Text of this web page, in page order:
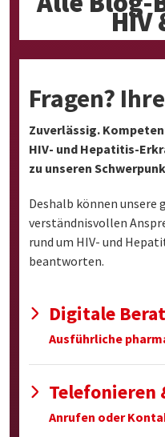
HIV
Fragen?
Zuverlässig.
HIV- und Hepatitis-
zu unseren
Deshalb können unsere
verständnisvollen
rund um HIV- und
beantworten.
Digitale
Ausführliche
Telefonieren
Anrufen oder